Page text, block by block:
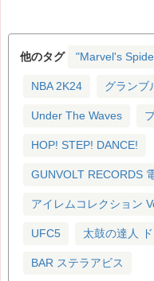
他のタグ "Marvel's
NBA 2K24 グランブ
Under The Waves
HOP! STEP! DANCE!
GUNVOLT RECORDS
アイレムコレクション
UFC5 太鼓の達人
BAR ステラアビス